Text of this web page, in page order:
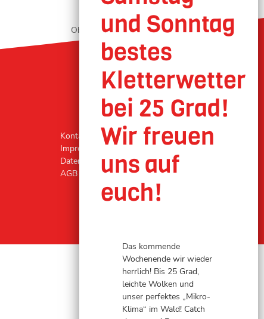
Oberhausen geöffnet
Kontakt
Impressum
Datenschutz
AGB
Das kommende
Wochenende wir wieder
herrlich! Bis 25 Grad,
leichte Wolken und
unser perfektes „Mikro-
Klima“ im Wald! Catch